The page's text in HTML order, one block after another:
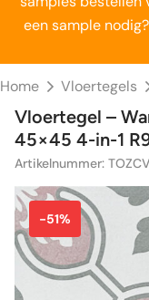
een sample
Home Vloertegels
Vloertegel –
45×45 4-in-1
Artikelnummer:
-51%